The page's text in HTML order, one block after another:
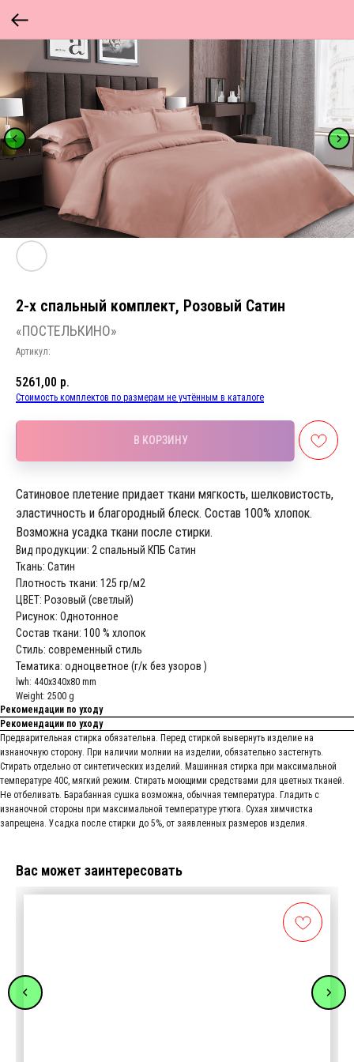
2-х спальный комплект, Розовый Сатин
«ПОСТЕЛЬКИНО»
Артикул:
5261,00 р.
Стоимость комплектов по размерам не учтённым в каталоге
В КОРЗИНУ
Сатиновое плетение придает ткани мягкость, шелковистость,
эластичность и благородный блеск. Состав 100% хлопок.
Возможна усадка ткани после стирки.
Вид продукции: 2 спальный КПБ Сатин
Ткань: Сатин
Плотность ткани: 125 гр/м2
ЦВЕТ: Розовый (светлый)
Рисунок: Однотонное
Состав ткани: 100 % хлопок
Стиль: современный стиль
Тематика: одноцветное (г/к без узоров )
lwh: 440x340x80 mm
Weight: 2500 g
Рекомендации по уходу
Рекомендации по уходу
Предварительная стирка обязательна. Перед стиркой вывернуть изделие на
изнаночную сторону. При наличии молнии на изделии, обязательно застегнуть.
Стирать отдельно от синтетических изделий. Машинная стирка при максимальной
температуре 40С, мягкий режим. Стирать моющими средствами для цветных тканей.
Не отбеливать. Барабанная сушка возможна, обычная температура. Гладить с
изнаночной стороны при максимальной температуре утюга. Сухая химчистка
запрещена. Усадка после стирки до 5%, от заявленных размеров изделия.
Вас может заинтересовать